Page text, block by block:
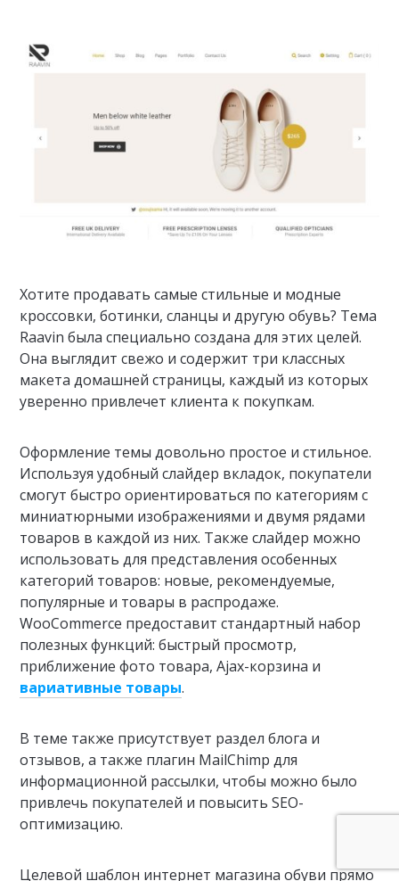
Хотите продавать самые стильные и модные
кроссовки, ботинки, сланцы и другую обувь? Тема
Raavin была специально создана для этих целей.
Она выглядит свежо и содержит три классных
макета домашней страницы, каждый из которых
уверенно привлечет клиента к покупкам.
Оформление темы довольно простое и стильное.
Используя удобный слайдер вкладок, покупатели
смогут быстро ориентироваться по категориям с
миниатюрными изображениями и двумя рядами
товаров в каждой из них. Также слайдер можно
использовать для представления особенных
категорий товаров: новые, рекомендуемые,
популярные и товары в распродаже.
WooCommerce предоставит стандартный набор
полезных функций: быстрый просмотр,
приближение фото товара, Ajax-корзина и
вариативные товары.
В теме также присутствует раздел блога и
отзывов, а также плагин MailChimp для
информационной рассылки, чтобы можно было
привлечь покупателей и повысить SEO-
оптимизацию.
Целевой шаблон интернет магазина обуви прямо